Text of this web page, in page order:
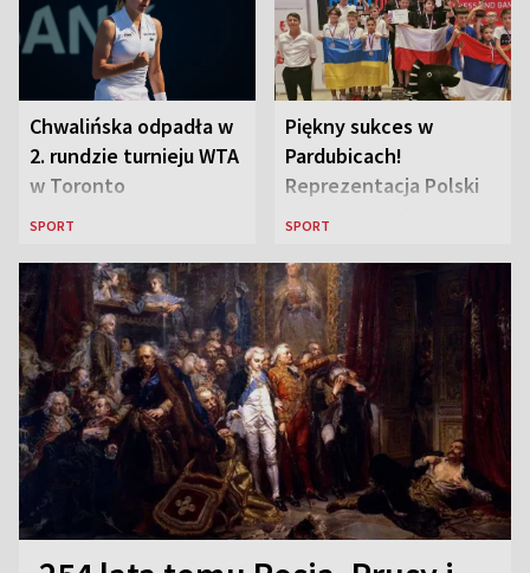
Chwalińska odpadła w
2. rundzie turnieju WTA
w Toronto
SPORT
Piękny sukces w
Pardubicach!
Reprezentacja Polski
wygrywa Drużynowe
szachach do lat 12
SPORT